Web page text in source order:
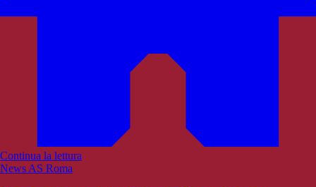
Continua la lettura
News AS Roma